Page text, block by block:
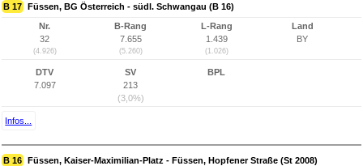
B 17 Füssen, BG Österreich - südl. Schwangau (B 16)
Nr.
32
(4.926)
B-Rang
7.655
(5.260)
L-Rang
1.439
(1.026)
Land
BY
DTV
7.097
SV
213
(3,0%)
BPL
Infos...
B 16 Füssen, Kaiser-Maximilian-Platz - Füssen, Hopfener Straße (St 2008)